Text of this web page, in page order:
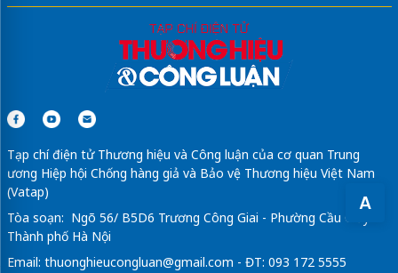
A
Tạp chí điện tử Thương hiệu và Công luận của cơ quan Trung
ương Hiệp hội Chống hàng giả và Bảo vệ Thương hiệu Việt Nam
(Vatap)
Tòa soạn: Ngõ 56/ B5D6 Trương Công Giai - Phường Cầu Giấy -
Thành phố Hà Nội
Email: thuonghieucongluan@gmail.com - ĐT: 093 172 5555